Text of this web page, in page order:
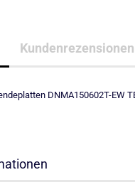
Kundenrezensionen
DNMA150602T-EW